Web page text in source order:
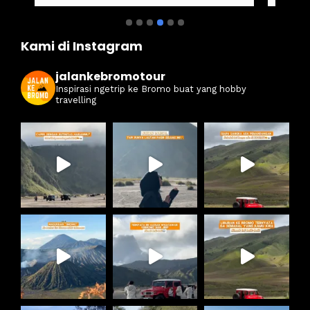
Kami di Instagram
jalankebromotour
Inspirasi ngetrip ke Bromo buat yang hobby
travelling